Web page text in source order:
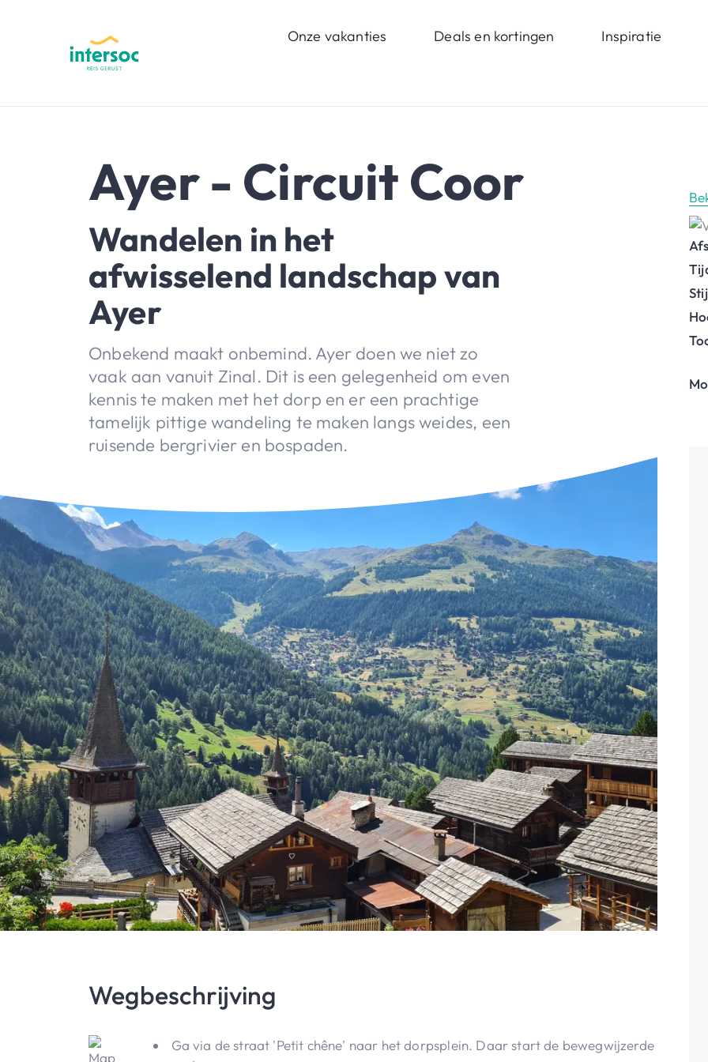
Onze vakanties Deals en kortingen Inspiratie
Ayer - Circuit Coor
Wandelen in het
afwisselend landschap van
Ayer
Onbekend maakt onbemind. Ayer doen we niet zo
vaak aan vanuit Zinal. Dit is een gelegenheid om even
kennis te maken met het dorp en er een prachtige
tamelijk pittige wandeling te maken langs weides, een
ruisende bergrivier en bospaden.
Wegbeschrijving
Ga via de straat 'Petit chêne' naar het dorpsplein. Daar start de bewegwijzerde